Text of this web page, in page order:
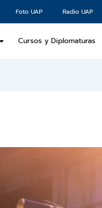
Foto UAP Radio UAP
Cursos y Diplomaturas